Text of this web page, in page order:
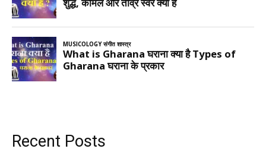
Recent Posts